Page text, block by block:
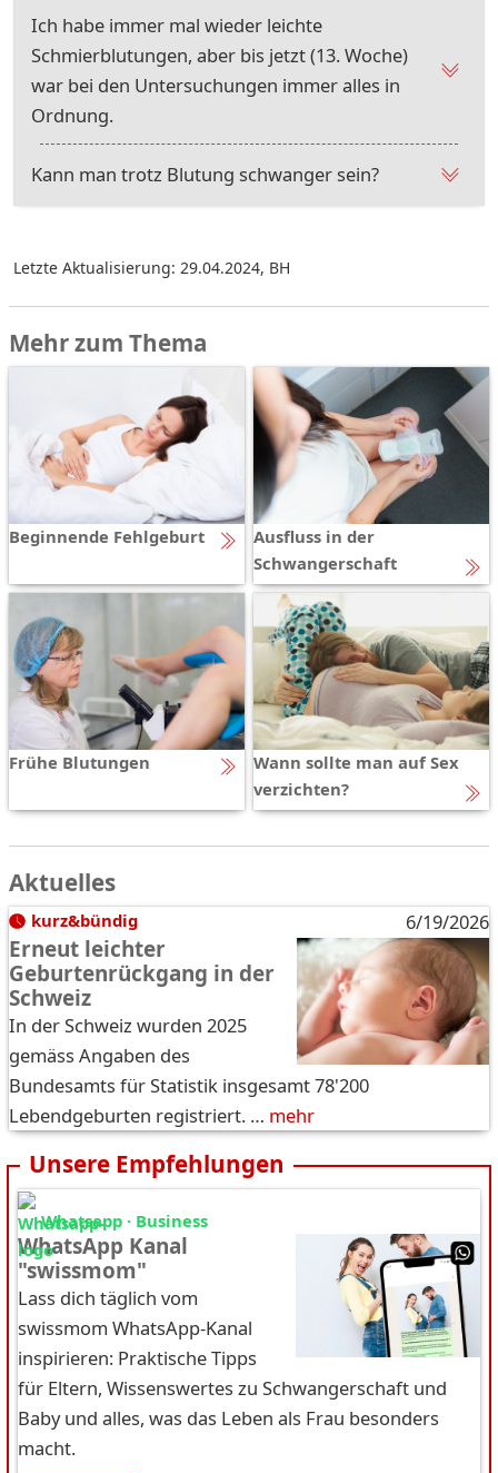
Ich habe immer mal wieder leichte
Schmierblutungen, aber bis jetzt (13. Woche)
war bei den Untersuchungen immer alles in
Ordnung.
Kann man trotz Blutung schwanger sein?
Letzte Aktualisierung: 29.04.2024, BH
Mehr zum Thema
Beginnende Fehlgeburt
Ausfluss in der
Schwangerschaft
Frühe Blutungen
Wann sollte man auf Sex
verzichten?
Aktuelles
kurz&bündig 6/19/2026
Erneut leichter
Geburtenrückgang in der
Schweiz
In der Schweiz wurden 2025
gemäss Angaben des
Bundesamts für Statistik insgesamt 78'200
Lebendgeburten registriert. … mehr
Unsere Empfehlungen
Whatsapp · Business
WhatsApp Kanal
"swissmom"
Lass dich täglich vom
swissmom WhatsApp-Kanal
inspirieren: Praktische Tipps
für Eltern, Wissenswertes zu Schwangerschaft und
Baby und alles, was das Leben als Frau besonders
macht.